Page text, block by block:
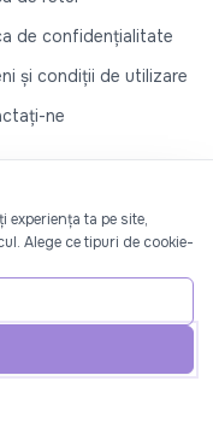
de confidențialitate
și condiții de utilizare
ne
rezervate
ta pe site,
Alege ce tipuri de cookie-